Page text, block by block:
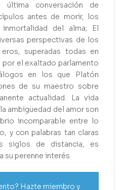
última conversación de
antes de morir, los
del alma; El
perspectivas de los
superadas todas en
por el exaltado parlamento
en los que Platón
de su maestro sobre
actualidad. La vida
ambigüedad del amor son
incomparable entre lo
y con palabras tan claras
siglos de distancia, es
su perenne interés.
Hazte miembro y